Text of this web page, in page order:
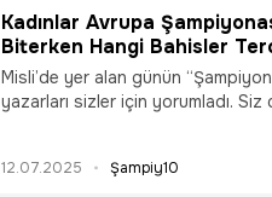
Kadınlar Avrupa
Biterken Hangi Bahisler
Misli’de Günün Şampiyon
Misli’de yer alan günün “Şampiyon
yazarları sizler için yorumladı. Siz
12.07.2025 Şampiy10